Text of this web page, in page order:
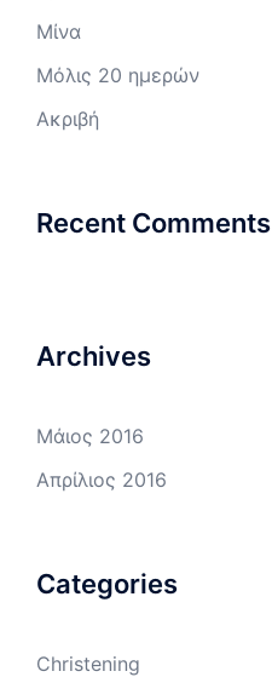
Μίνα
Μόλις 20 ημερών
Ακριβή
Recent Comments
Archives
Μάιος 2016
Απρίλιος 2016
Categories
Christening